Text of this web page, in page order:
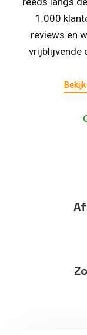
1.000
reviews en
vrijblijvende